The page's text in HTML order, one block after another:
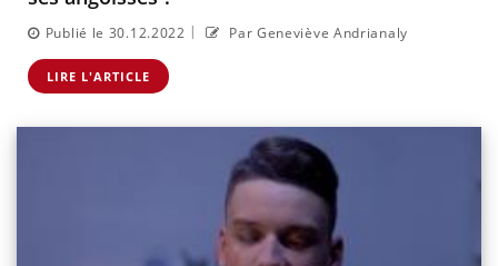
Publié le 30.12.2022 | Par Geneviève Andrianaly
LIRE L'ARTICLE